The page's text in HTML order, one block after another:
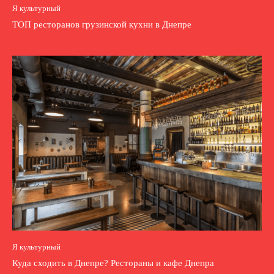
Я культурный
ТОП ресторанов грузинской кухни в Днепре
Я культурный
Куда сходить в Днепре? Рестораны и кафе Днепра